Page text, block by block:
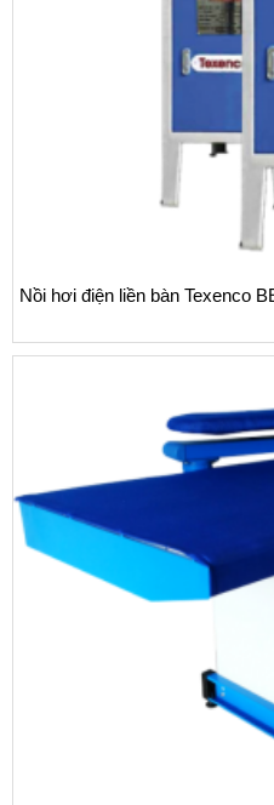
Nồi hơi điện liền bàn Texenco